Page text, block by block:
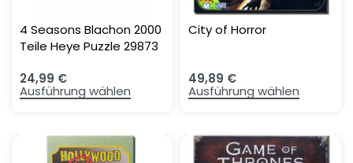
4 Seasons Blachon 2000
Teile Heye Puzzle 29873
24,99 €
Ausführung wählen
City of Horror
49,89 €
Ausführung wählen